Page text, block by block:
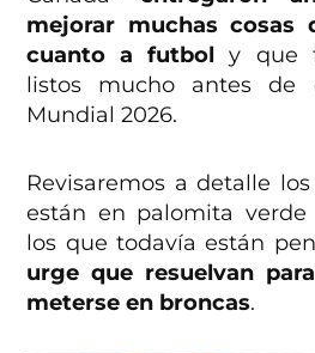
mejorar muchas cosas
cuanto a futbol y que
listos mucho antes
Mundial 2026.
Revisaremos a detalle
están en palomita
los que todavía están
urge que resuelvan
meterse en broncas.